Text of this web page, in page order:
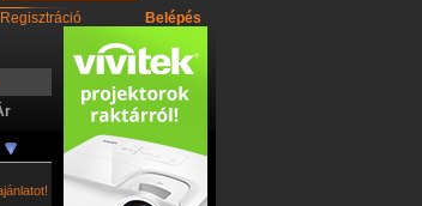
Regisztráció